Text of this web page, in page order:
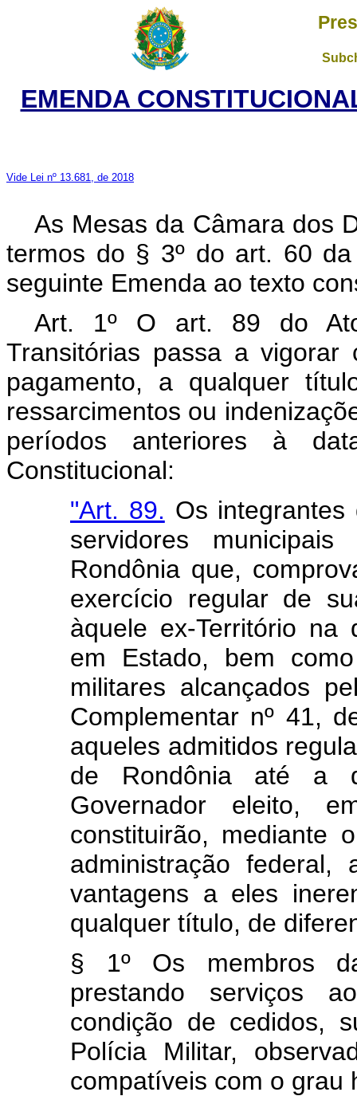
EMENDA
Vide Lei nº 13.681, de 2018
As Mesas da Câmara dos
termos do § 3º do art. 60
seguinte Emenda ao texto
Art. 1º O art. 89 do Ato
Transitórias passa a
pagamento, a qualquer
ressarcimentos ou
períodos anteriores à
Constitucional:
"Art. 89. Os
servidores
Rondônia que,
exercício regular de
àquele ex-Território
em Estado, bem
militares alcançados
Complementar nº 41,
aqueles admitidos
de Rondônia até a
Governador eleito,
constituirão, mediante
administração
vantagens a eles
qualquer título, de
§ 1º Os membros
prestando serviços
condição de cedidos,
Polícia Militar,
compatíveis com o grau